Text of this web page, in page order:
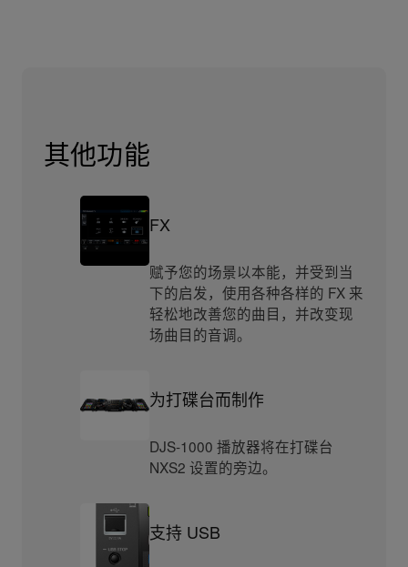
其他功能
FX
赋予您的场景以本能，并受到当
下的启发，使用各种各样的 FX 来
轻松地改善您的曲目，并改变现
场曲目的音调。
为打碟台而制作
DJS-1000 播放器将在打碟台
NXS2 设置的旁边。
支持 USB